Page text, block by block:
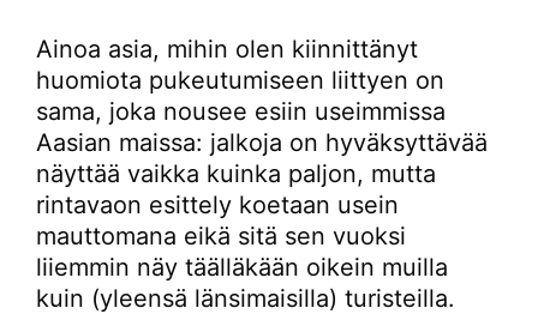
Ainoa asia, mihin olen kiinnittänyt
huomiota pukeutumiseen liittyen on
sama, joka nousee esiin useimmissa
Aasian maissa: jalkoja on hyväksyttävää
näyttää vaikka kuinka paljon, mutta
rintavaon esittely koetaan usein
mauttomana eikä sitä sen vuoksi
liiemmin näy täälläkään oikein muilla
kuin (yleensä länsimaisilla) turisteilla.